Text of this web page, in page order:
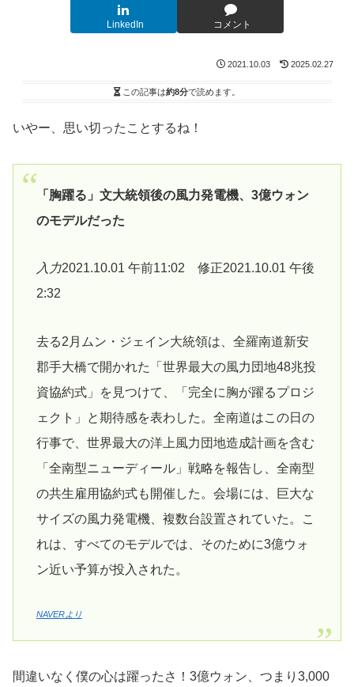
LinkedIn コメント
2021.10.03 2025.02.27
この記事は約8分で読めます。
いやー、思い切ったことするね！
「胸躍る」文大統領後の風力発電機、3億ウォン
のモデルだった
入力2021.10.01 午前11:02 修正2021.10.01 午後
2:32
去る2月ムン・ジェイン大統領は、全羅南道新安
郡手大橋で開かれた「世界最大の風力団地48兆投
資協約式」を見つけて、「完全に胸が躍るプロジ
ェクト」と期待感を表わした。全南道はこの日の
行事で、世界最大の洋上風力団地造成計画を含む
「全南型ニューディール」戦略を報告し、全南型
の共生雇用協約式も開催した。会場には、巨大な
サイズの風力発電機、複数台設置されていた。こ
れは、すべてのモデルでは、そのために3億ウォ
ン近い予算が投入された。
NAVERより
間違いなく僕の心は躍ったさ！3億ウォン、つまり3,000